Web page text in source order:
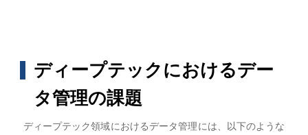
ディープテックにおけるデー
タ管理の課題
ディープテック領域におけるデータ管理には、以下のような